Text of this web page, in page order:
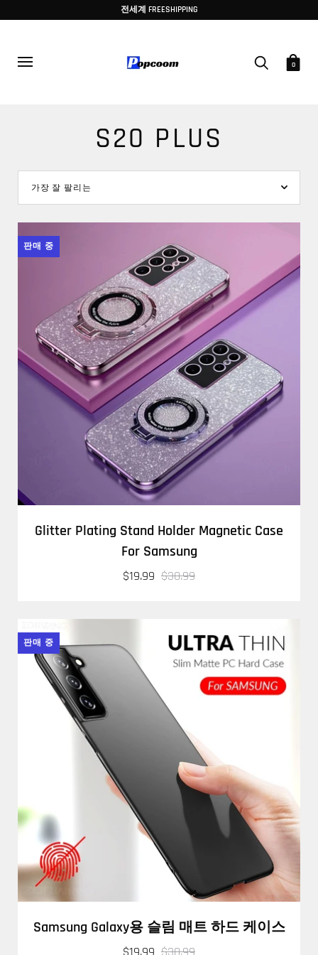
전세계 FREESHIPPING
0
S20 PLUS
판매 중
Glitter Plating Stand Holder Magnetic Case
For Samsung
$19.99 $30.99
판매 중
Samsung Galaxy용 슬림 매트 하드 케이스